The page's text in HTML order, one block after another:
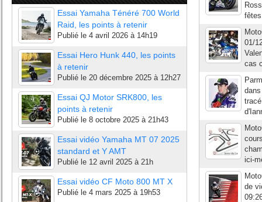
Essai Yamaha Ténéré 700 World
Raid, les points à retenir
Publié le 4 avril 2026 à 14h19
Essai Hero Hunk 440, les points
à retenir
Publié le 20 décembre 2025 à 12h27
Essai QJ Motor SRK800, les
points à retenir
Publié le 8 octobre 2025 à 21h43
Essai vidéo Yamaha MT 07 2025
standard et Y AMT
Publié le 12 avril 2025 à 21h
Essai vidéo CF Moto 800 MT X
Publié le 4 mars 2025 à 19h53
01/
cas
ici-
de